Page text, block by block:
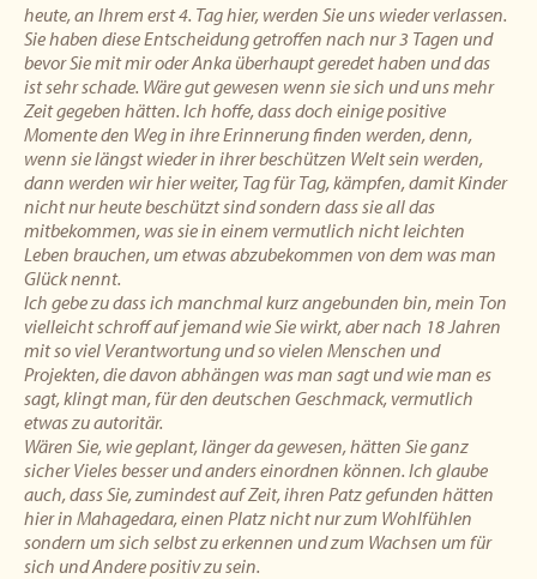
heute, an Ihrem erst 4. Tag hier, werden Sie uns wieder verlassen.
Sie haben diese Entscheidung getroffen nach nur 3 Tagen und
bevor Sie mit mir oder Anka überhaupt geredet haben und das
ist sehr schade. Wäre gut gewesen wenn sie sich und uns mehr
Zeit gegeben hätten. Ich hoffe, dass doch einige positive
Momente den Weg in ihre Erinnerung finden werden, denn,
wenn sie längst wieder in ihrer beschützen Welt sein werden,
dann werden wir hier weiter, Tag für Tag, kämpfen, damit Kinder
nicht nur heute beschützt sind sondern dass sie all das
mitbekommen, was sie in einem vermutlich nicht leichten
Leben brauchen, um etwas abzubekommen von dem was man
Glück nennt.
Ich gebe zu dass ich manchmal kurz angebunden bin, mein Ton
vielleicht schroff auf jemand wie Sie wirkt, aber nach 18 Jahren
mit so viel Verantwortung und so vielen Menschen und
Projekten, die davon abhängen was man sagt und wie man es
sagt, klingt man, für den deutschen Geschmack, vermutlich
etwas zu autoritär.
Wären Sie, wie geplant, länger da gewesen, hätten Sie ganz
sicher Vieles besser und anders einordnen können. Ich glaube
auch, dass Sie, zumindest auf Zeit, ihren Patz gefunden hätten
hier in Mahagedara, einen Platz nicht nur zum Wohlfühlen
sondern um sich selbst zu erkennen und zum Wachsen um für
sich und Andere positiv zu sein.